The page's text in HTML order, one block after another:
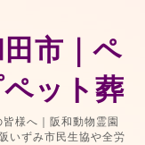
市｜ペ
ット葬
様へ｜阪和動物霊園
いずみ市民生協や全労